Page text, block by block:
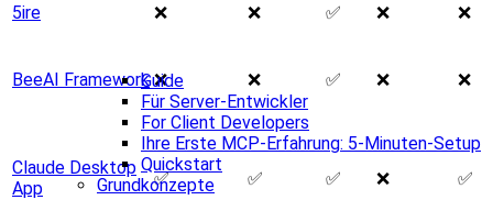
Guide
Für Server-Entwickler
For Client Developers
Ihre Erste MCP-Erfahrung: 5-Minuten-Setup
Quickstart
Grundkonzepte
5ire
❌ ❌ ✅ ❌ ❌
BeeAI Framework ❌ ❌ ✅ ❌ ❌
Claude Desktop
App
✅ ✅ ✅ ❌ ✅